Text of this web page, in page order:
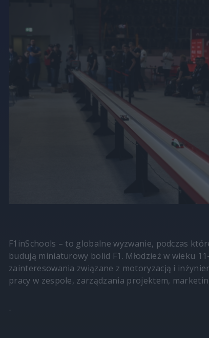
F1inSchools – to globalne wyzwanie, podczas
budują miniaturowy bolid F1. Młodzież w wieku
zainteresowania związane z motoryzacją i
pracy w zespole, zarządzania projektem,
-